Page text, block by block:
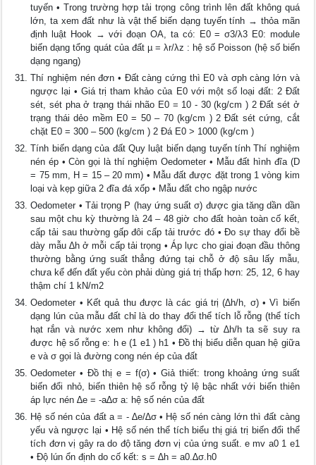
tuyến • Trong trường hợp tải trọng công trình lên đất không quá
lớn, ta xem đất như là vật thể biến dạng tuyến tính → thỏa mãn
định luật Hook → với đoạn OA, ta có: E0 = σ3/λ3 E0: module
biến dạng tổng quát của đất µ = λr/λz : hệ số Poisson (hệ số biến
dạng ngang)
Thí nghiệm nén đơn • Đất càng cứng thì E0 và σph càng lớn và
ngược lại • Giá trị tham khảo của E0 với một số loại đất: 2 Đất
sét, sét pha ở trạng thái nhão E0 = 10 - 30 (kg/cm ) 2 Đất sét ở
trạng thái dẻo mềm E0 = 50 – 70 (kg/cm ) 2 Đất sét cứng, cắt
chặt E0 = 300 – 500 (kg/cm ) 2 Đá E0 > 1000 (kg/cm )
Tính biến dạng của đất Quy luật biến dạng tuyến tính Thí nghiệm
nén ép • Còn gọi là thí nghiệm Oedometer • Mẫu đất hình đĩa (D
= 75 mm, H = 15 – 20 mm) • Mẫu đất được đặt trong 1 vòng kim
loại và kẹp giữa 2 đĩa đá xốp • Mẫu đất cho ngập nước
Oedometer • Tải trọng P (hay ứng suất σ) được gia tăng dần dần
sau một chu kỳ thường là 24 – 48 giờ cho đất hoàn toàn cố kết,
cấp tải sau thường gấp đôi cấp tải trước đó • Đo sự thay đổi bề
dày mẫu ∆h ở mỗi cấp tải trọng • Áp lực cho giai đoạn đầu thông
thường bằng ứng suất thẳng đứng tại chỗ ở độ sâu lấy mẫu,
chưa kể đến đất yếu còn phải dùng giá trị thấp hơn: 25, 12, 6 hay
thậm chí 1 kN/m2
Oedometer • Kết quả thu được là các giá trị (∆h/h, σ) • Vì biến
dạng lún của mẫu đất chỉ là do thay đổi thể tích lỗ rỗng (thể tích
hạt rắn và nước xem như không đổi) → từ ∆h/h ta sẽ suy ra
được hệ số rỗng e: h e (1 e1 ) h1 • Đồ thị biểu diễn quan hệ giữa
e và σ gọi là đường cong nén ép của đất
Oedometer • Đồ thị e = f(σ) • Giả thiết: trong khoảng ứng suất
biến đổi nhỏ, biến thiên hệ số rỗng tỷ lệ bậc nhất với biến thiên
áp lực nén ∆e = -a∆σ a: hệ số nén của đất
Hệ số nén của đất a = - ∆e/∆σ • Hệ số nén càng lớn thì đất càng
yếu và ngược lại • Hệ số nén thể tích biểu thị giá trị biến đổi thể
tích đơn vị gây ra do độ tăng đơn vị của ứng suất. e mv a0 1 e1
• Độ lún ổn định do cố kết: s = ∆h = a0.∆σ.h0